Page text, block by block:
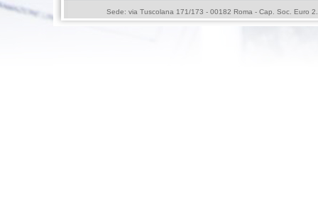
Sede: via Tuscolana 171/173 - 00182 Roma - Cap. Soc. Euro